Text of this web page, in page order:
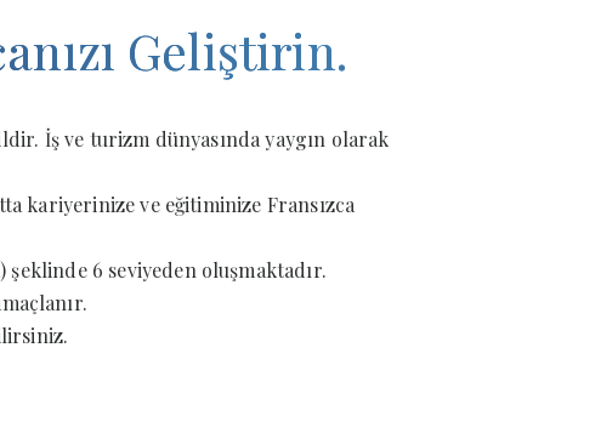
Geliştirin.
İş ve turizm dünyasında yaygın olarak
kariyerinize ve eğitiminize Fransızca
6 seviyeden oluşmaktadır.